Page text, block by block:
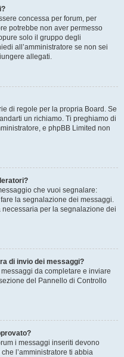
concessa per forum, per
potrebbe non aver permesso
solo il gruppo degli
all’amministratore se non sei
allegati.
di regole per la propria Board. Se
un richiamo. Ti preghiamo di
e phpBB Limited non
che vuoi segnalare:
la segnalazione dei messaggi.
per la segnalazione dei
di invio dei messaggi?
da completare e inviare
del Pannello di Controllo
i messaggi inseriti devono
l’amministratore ti abbia